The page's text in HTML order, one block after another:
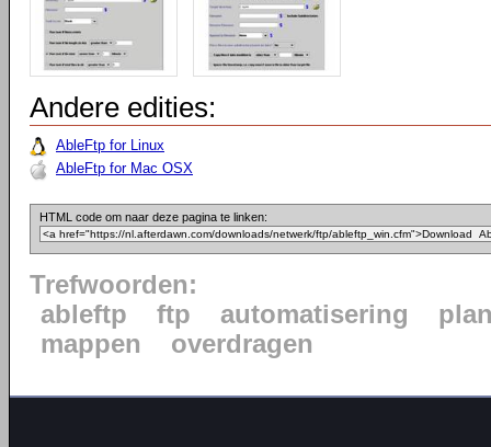
Andere edities:
AbleFtp for Linux
AbleFtp for Mac OSX
HTML code om naar deze pagina te linken:
Trefwoorden:
ableftp
ftp automatisering
mappen
overdragen